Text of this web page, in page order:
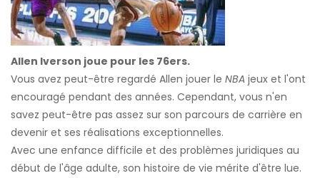
Allen Iverson joue pour les 76ers.
Vous avez peut-être regardé Allen jouer le NBA jeux et l'ont
encouragé pendant des années. Cependant, vous n'en
savez peut-être pas assez sur son parcours de carrière en
devenir et ses réalisations exceptionnelles.
Avec une enfance difficile et des problèmes juridiques au
début de l'âge adulte, son histoire de vie mérite d'être lue.